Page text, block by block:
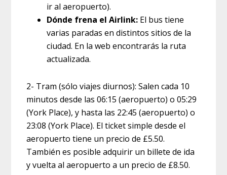
ir al aeropuerto).
Dónde frena el Airlink: El bus tiene
varias paradas en distintos sitios de la
ciudad. En la web encontrarás la ruta
actualizada.
2- Tram (sólo viajes diurnos): Salen cada 10
minutos desde las 06:15 (aeropuerto) o 05:29
(York Place), y hasta las 22:45 (aeropuerto) o
23:08 (York Place). El ticket simple desde el
aeropuerto tiene un precio de £5.50.
También es posible adquirir un billete de ida
y vuelta al aeropuerto a un precio de £8.50.